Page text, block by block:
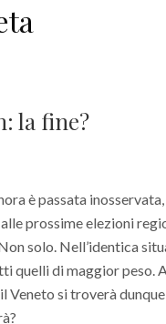
la fine?
è passata
prossime elezioni
solo. Nell’identica
quelli di maggior peso.
Veneto si troverà